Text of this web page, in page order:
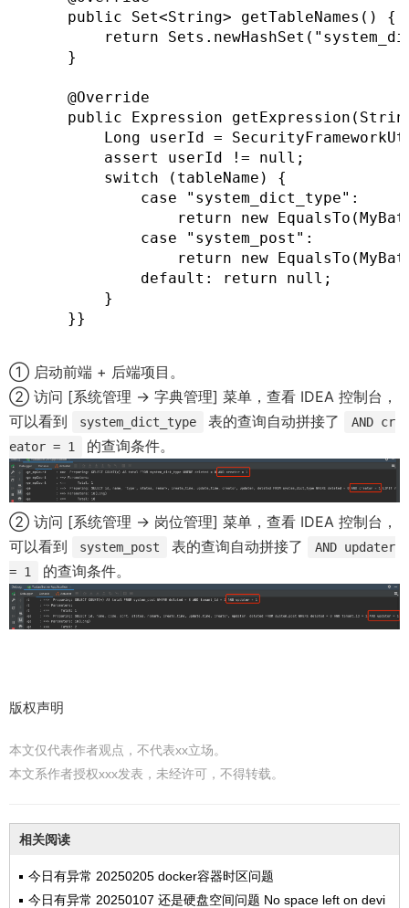
public Set<String> getTableNames() {
return
}
@Override
public Expression
Long userId =
assert userId != null;
switch (tableName) {
case "system_dict_type":
return new
case "system_post":
return new
default: return null;
}
}}
① 启动前端 + 后端项目。
② 访问 [系统管理 -> 字典管理] 菜单，查看 IDEA 控制台，
可以看到
system_dict_type 表的查询自动拼接了
AND cr
eator = 1
的查询条件。
② 访问 [系统管理 -> 岗位管理] 菜单，查看 IDEA 控制台，
可以看到
system_post 表的查询自动拼接了
AND updater
= 1
的查询条件。
版权声明
本文仅代表作者观点，不代表xx立场。
本文系作者授权xxx发表，未经许可，不得转载。
相关阅读
今日有异常 20250205 docker容器时区问题
今日有异常 20250107 还是硬盘空间问题 No space left on devi